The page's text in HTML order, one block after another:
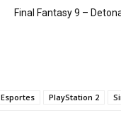
Final Fantasy 9 –
Esportes PlayStation 2